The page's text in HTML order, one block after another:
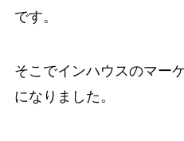
です。
そこでインハウスのマー
になりました。